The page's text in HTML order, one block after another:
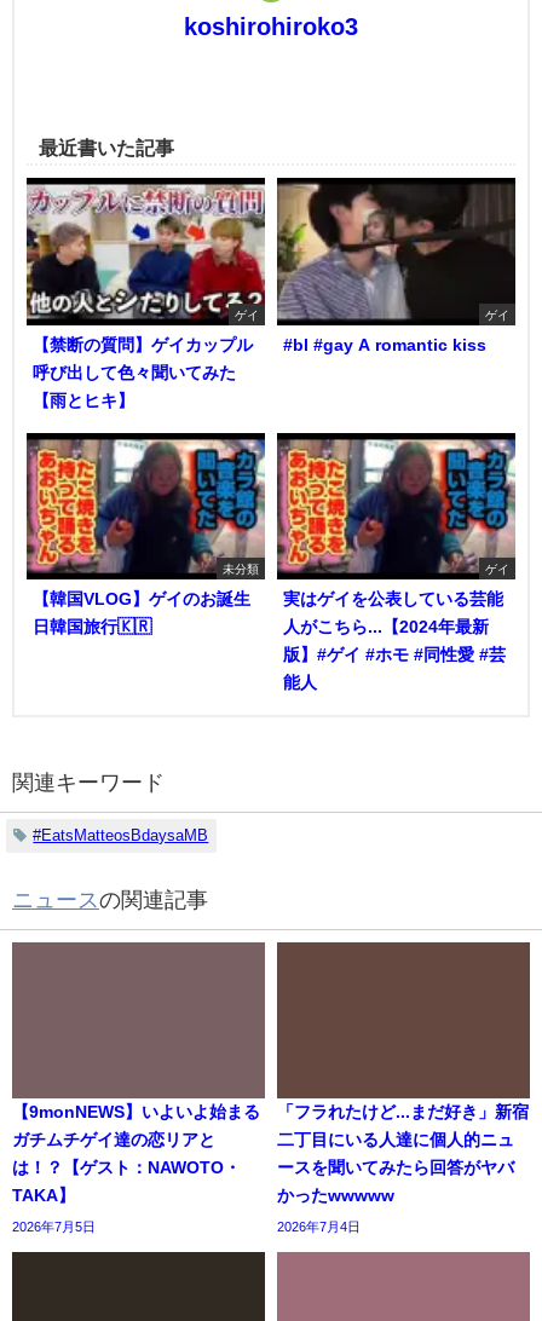
koshirohiroko3
最近書いた記事
ゲイ
【禁断の質問】ゲイカップル
呼び出して色々聞いてみた
【雨とヒキ】
ゲイ
#bl #gay A romantic kiss
未分類
【韓国VLOG】ゲイのお誕生
日韓国旅行🇰🇷
ゲイ
実はゲイを公表している芸能
人がこちら...【2024年最新
版】#ゲイ #ホモ #同性愛 #芸
能人
関連キーワード
#EatsMatteosBdaysaMB
ニュースの関連記事
【9monNEWS】いよいよ始まる
ガチムチゲイ達の恋リアと
は！？【ゲスト：NAWOTO・
TAKA】
2026年7月5日
「フラれたけど...まだ好き」新宿
二丁目にいる人達に個人的ニュ
ースを聞いてみたら回答がヤバ
かったwwwww
2026年7月4日